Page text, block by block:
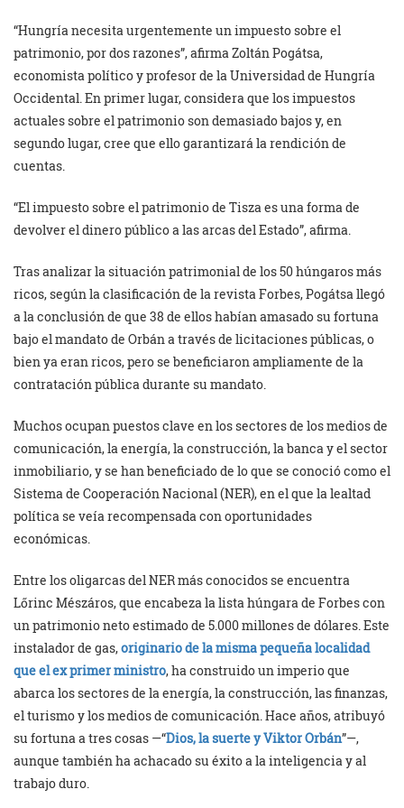
“Hungría necesita urgentemente un impuesto sobre el
patrimonio, por dos razones”, afirma Zoltán Pogátsa,
economista político y profesor de la Universidad de Hungría
Occidental. En primer lugar, considera que los impuestos
actuales sobre el patrimonio son demasiado bajos y, en
segundo lugar, cree que ello garantizará la rendición de
cuentas.
“El impuesto sobre el patrimonio de Tisza es una forma de
devolver el dinero público a las arcas del Estado”, afirma.
Tras analizar la situación patrimonial de los 50 húngaros más
ricos, según la clasificación de la revista Forbes, Pogátsa llegó
a la conclusión de que 38 de ellos habían amasado su fortuna
bajo el mandato de Orbán a través de licitaciones públicas, o
bien ya eran ricos, pero se beneficiaron ampliamente de la
contratación pública durante su mandato.
Muchos ocupan puestos clave en los sectores de los medios de
comunicación, la energía, la construcción, la banca y el sector
inmobiliario, y se han beneficiado de lo que se conoció como el
Sistema de Cooperación Nacional (NER), en el que la lealtad
política se veía recompensada con oportunidades
económicas.
Entre los oligarcas del NER más conocidos se encuentra
Lőrinc Mészáros, que encabeza la lista húngara de Forbes con
un patrimonio neto estimado de 5.000 millones de dólares. Este
instalador de gas,originario de la misma pequeña localidad
que el ex primer ministro, ha construido un imperio que
abarca los sectores de la energía, la construcción, las finanzas,
el turismo y los medios de comunicación. Hace años, atribuyó
su fortuna a tres cosas —“Dios, la suerte y Viktor Orbán”—,
aunque también ha achacado su éxito a la inteligencia y al
trabajo duro.